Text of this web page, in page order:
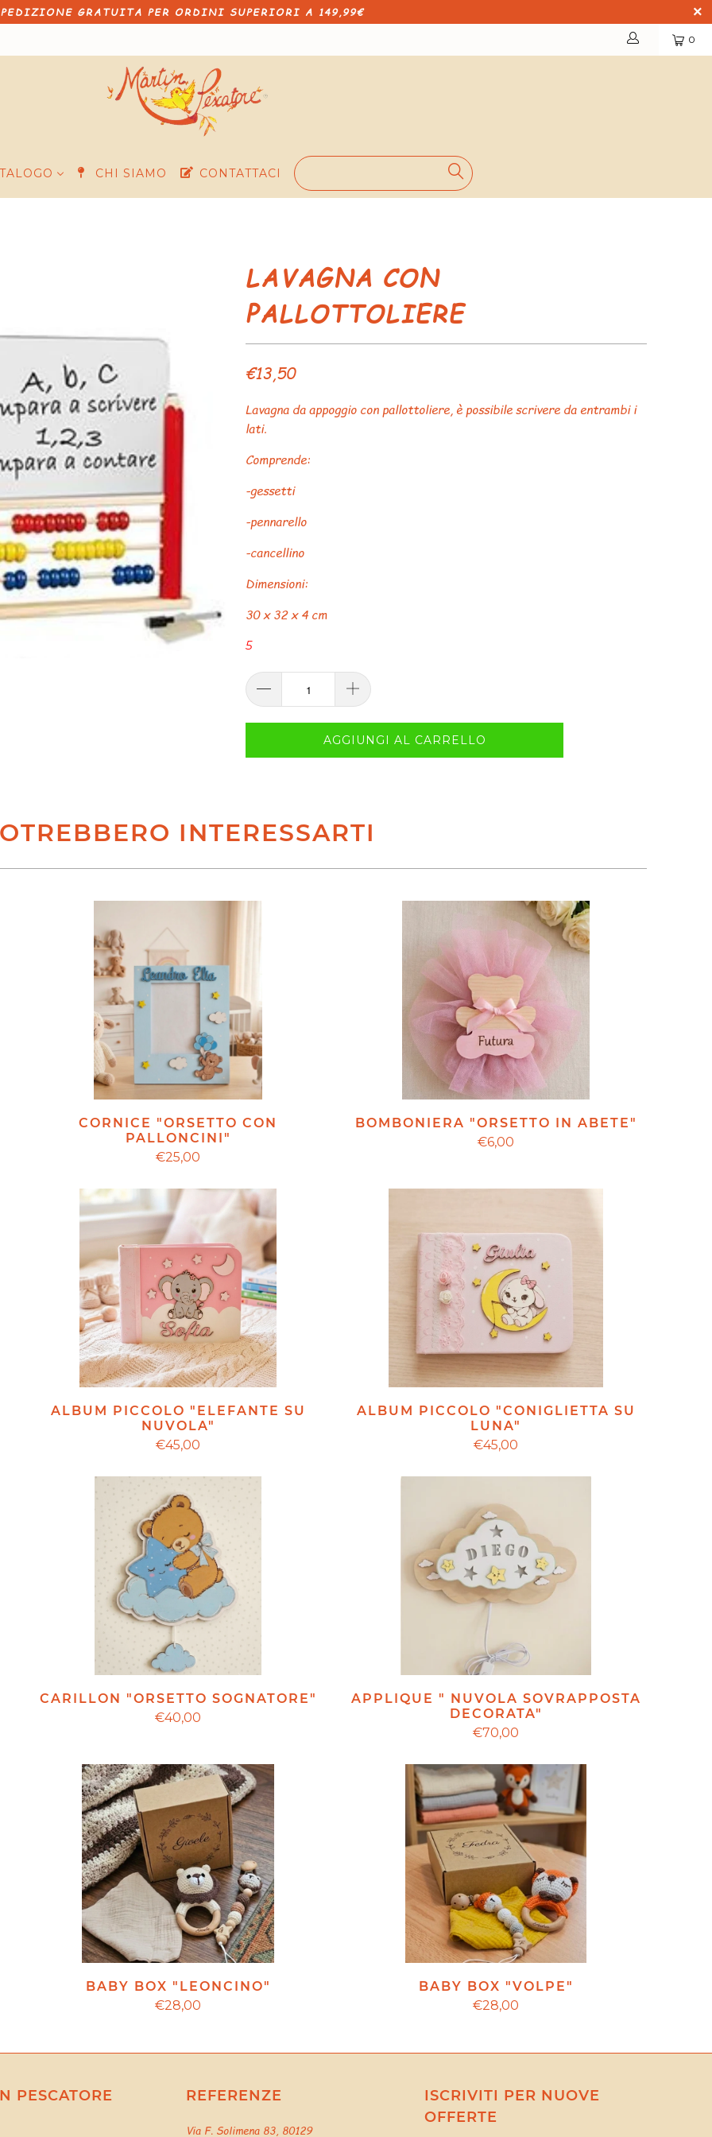
GRATUITA PER ORDINI SUPERIORI A 149,99€
0
CHI SIAMO CONTATTACI
LAVAGNA CON
PALLOTTOLIERE
€13,50
Lavagna da appoggio con pallottoliere, è possibile scrivere da entrambi i
lati.
Comprende:
-gessetti
-pennarello
-cancellino
Dimensioni:
30 x 32 x 4 cm
5
AGGIUNGI AL CARRELLO
INTERESSARTI
CORNICE "ORSETTO CON
PALLONCINI"
€25,00
BOMBONIERA "ORSETTO IN ABETE"
€6,00
ALBUM PICCOLO "ELEFANTE SU
NUVOLA"
€45,00
ALBUM PICCOLO "CONIGLIETTA SU
LUNA"
€45,00
CARILLON "ORSETTO SOGNATORE"
€40,00
APPLIQUE " NUVOLA SOVRAPPOSTA
DECORATA"
€70,00
BABY BOX "LEONCINO"
€28,00
BABY BOX "VOLPE"
€28,00
PESCATORE REFERENZE
Via F. Solimena 83, 80129
ISCRIVITI PER NUOVE
OFFERTE